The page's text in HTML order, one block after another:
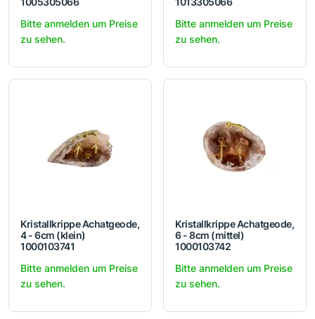
Bitte anmelden um Preise
zu sehen.
Bitte anmelden um Preise
zu sehen.
Kristallkrippe Achatgeode,
4 - 6cm (klein)
1000103741
Bitte anmelden um Preise
zu sehen.
Kristallkrippe Achatgeode,
6 - 8cm (mittel)
1000103742
Bitte anmelden um Preise
zu sehen.